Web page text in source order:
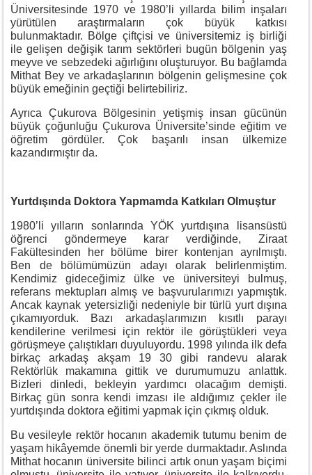
Üniversitesinde 1970 ve 1980’li yıllarda bilim inşaları
yürütülen araştırmaların çok büyük katkısı
bulunmaktadır. Bölge çiftçisi ve üniversitemiz iş birliği
ile gelişen değişik tarım sektörleri bugün bölgenin yaş
meyve ve sebzedeki ağırlığını oluşturuyor. Bu bağlamda
Mithat Bey ve arkadaşlarının bölgenin gelişmesine çok
büyük emeğinin geçtiği belirtebiliriz.
Ayrıca Çukurova Bölgesinin yetişmiş insan gücünün
büyük çoğunluğu Çukurova Üniversite’sinde eğitim ve
öğretim gördüler. Çok başarılı insan ülkemize
kazandırmıştır da.
Yurtdışında Doktora Yapmamda Katkıları Olmuştur
1980’li yılların sonlarında YÖK yurtdışına lisansüstü
öğrenci göndermeye karar verdiğinde, Ziraat
Fakültesinden her bölüme birer kontenjan ayrılmıştı.
Ben de bölümümüzün adayı olarak belirlenmiştim.
Kendimiz gideceğimiz ülke ve üniversiteyi bulmuş,
referans mektupları almış ve başvurularımızı yapmıştık.
Ancak kaynak yetersizliği nedeniyle bir türlü yurt dışına
çıkamıyorduk. Bazı arkadaşlarımızın kısıtlı parayı
kendilerine verilmesi için rektör ile görüştükleri veya
görüşmeye çalıştıkları duyuluyordu. 1998 yılında ilk defa
birkaç arkadaş akşam 19 30 gibi randevu alarak
Rektörlük makamına gittik ve durumumuzu anlattık.
Bizleri dinledi, bekleyin yardımcı olacağım demişti.
Birkaç gün sonra kendi imzası ile aldığımız çekler ile
yurtdışında doktora eğitimi yapmak için çıkmış olduk.
Bu vesileyle rektör hocanın akademik tutumu benim de
yaşam hikâyemde önemli bir yerde durmaktadır. Aslında
Mithat hocanın üniversite bilinci artık onun yaşam biçimi